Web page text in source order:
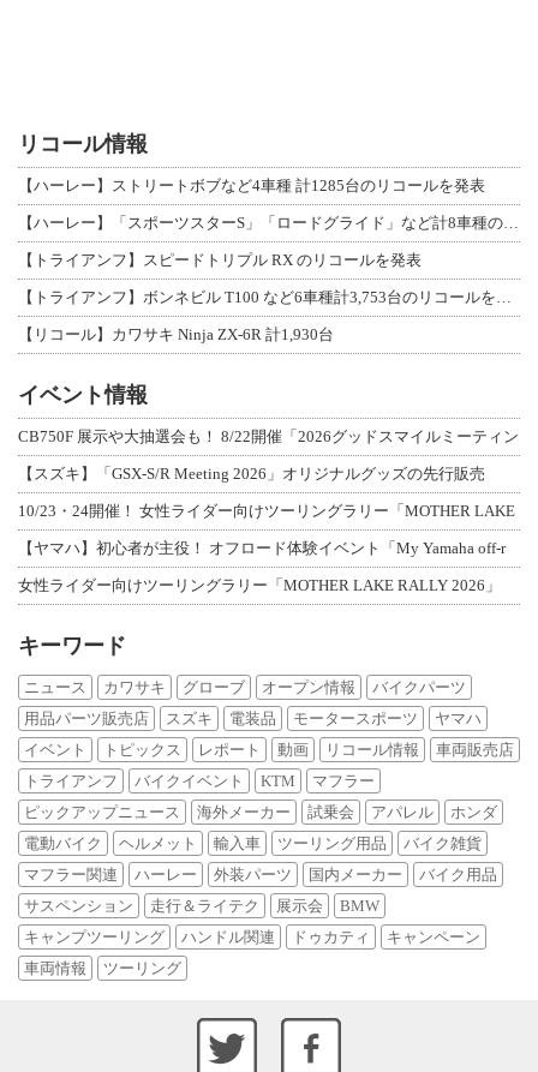
リコール情報
【ハーレー】ストリートボブなど4車種 計1285台のリコールを発表
【トライアンフ】スピードトリプル RX のリコールを発表
【リコール】カワサキ Ninja ZX-6R 計1,930台
イベント情報
CB750F 展示や大抽選会も！ 8/22開催「2026グッドスマイルミーティン
【スズキ】「GSX-S/R Meeting 2026」オリジナルグッズの先行販売
10/23・24開催！ 女性ライダー向けツーリングラリー「MOTHER LAKE
【ヤマハ】初心者が主役！ オフロード体験イベント「My Yamaha off-r
女性ライダー向けツーリングラリー「MOTHER LAKE RALLY 2026」
キーワード
ニュース カワサキ グローブ オープン情報
バイクパーツ
用品パーツ販売店
スズキ 電装品 モータースポーツ
ヤマハ
イベント
トピックス レポート 動画 リコール情報
車両販売店
トライアンフ
バイクイベント KTM
マフラー
ピックアップニュース
海外メーカー 試乗会 アパレル
ホンダ
電動バイク
ヘルメット 輸入車 ツーリング用品
バイク雑貨
マフラー関連
ハーレー 外装パーツ 国内メーカー
バイク用品
サスペンション
走行＆ライテク 展示会
BMW
キャンプツーリング
ハンドル関連 ドゥカティ
キャンペーン
車両情報
ツーリング